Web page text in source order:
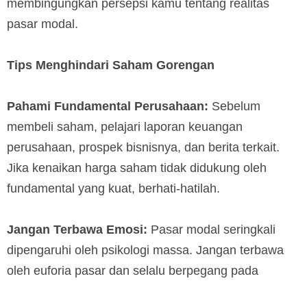
membingungkan persepsi kamu tentang realitas
pasar modal.
Tips Menghindari Saham Gorengan
Pahami Fundamental Perusahaan: Sebelum
membeli saham, pelajari laporan keuangan
perusahaan, prospek bisnisnya, dan berita terkait.
Jika kenaikan harga saham tidak didukung oleh
fundamental yang kuat, berhati-hatilah.
Jangan Terbawa Emosi: Pasar modal seringkali
dipengaruhi oleh psikologi massa. Jangan terbawa
oleh euforia pasar dan selalu berpegang pada